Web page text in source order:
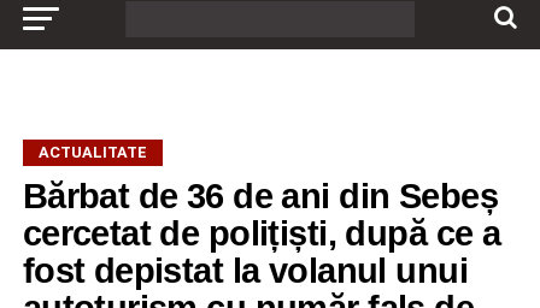
ACTUALITATE
Bărbat de 36 de ani din Sebeș
cercetat de polițiști, după ce a
fost depistat la volanul unui